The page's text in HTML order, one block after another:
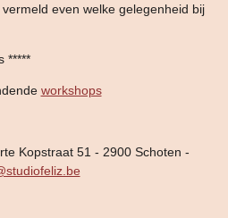
even welke gelegenheid bij
*****
workshops
Kopstraat 51 - 2900 Schoten -